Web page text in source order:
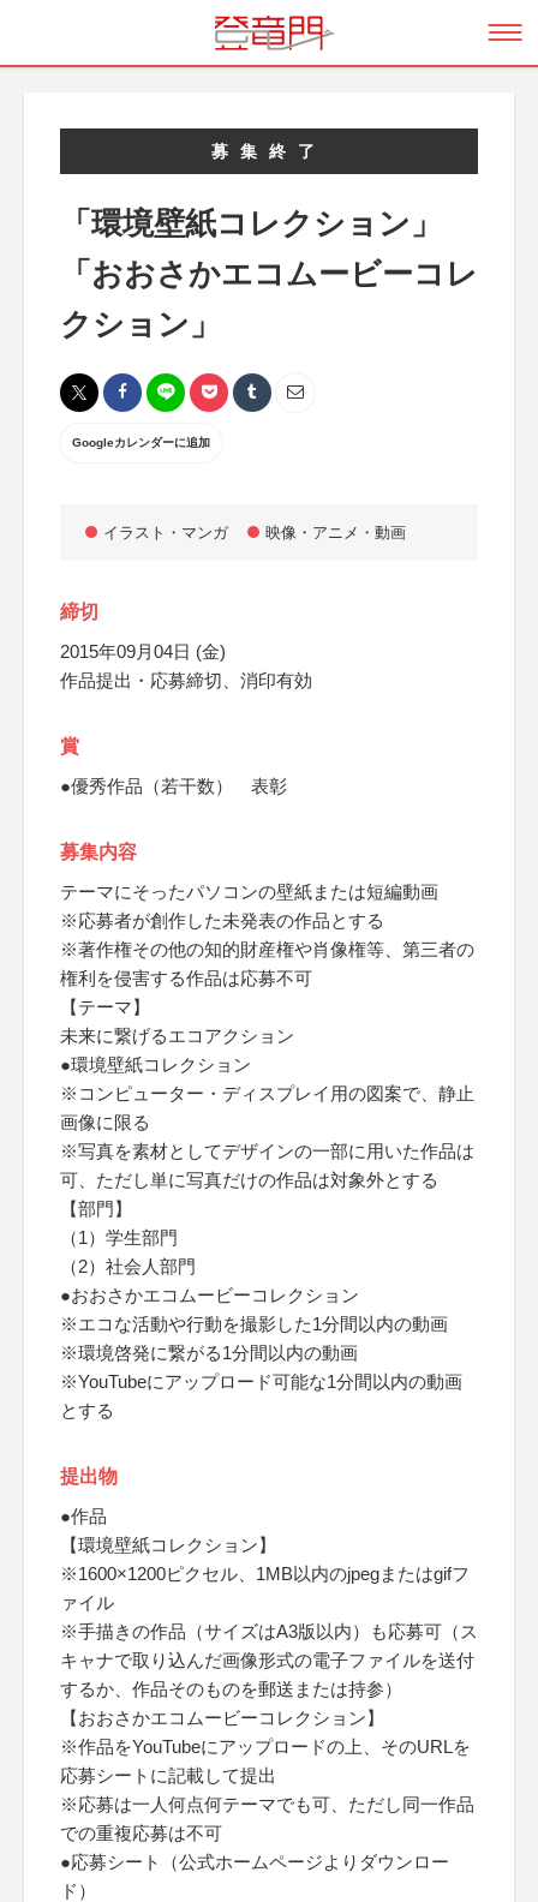
募集終了
「環境壁紙コレクション」
「おおさかエコムービーコレ
クション」
Googleカレンダーに追加
イラスト・マンガ 映像・アニメ・動画
締切
2015年09月04日 (金)
作品提出・応募締切、消印有効
賞
●優秀作品（若干数） 表彰
募集内容
テーマにそったパソコンの壁紙または短編動画
※応募者が創作した未発表の作品とする
※著作権その他の知的財産権や肖像権等、第三者の
権利を侵害する作品は応募不可
【テーマ】
未来に繋げるエコアクション
●環境壁紙コレクション
※コンピューター・ディスプレイ用の図案で、静止
画像に限る
※写真を素材としてデザインの一部に用いた作品は
可、ただし単に写真だけの作品は対象外とする
【部門】
（1）学生部門
（2）社会人部門
●おおさかエコムービーコレクション
※エコな活動や行動を撮影した1分間以内の動画
※環境啓発に繋がる1分間以内の動画
※YouTubeにアップロード可能な1分間以内の動画
とする
提出物
●作品
【環境壁紙コレクション】
※1600×1200ピクセル、1MB以内のjpegまたはgifフ
ァイル
※手描きの作品（サイズはA3版以内）も応募可（ス
キャナで取り込んだ画像形式の電子ファイルを送付
するか、作品そのものを郵送または持参）
【おおさかエコムービーコレクション】
※作品をYouTubeにアップロードの上、そのURLを
応募シートに記載して提出
※応募は一人何点何テーマでも可、ただし同一作品
での重複応募は不可
●応募シート（公式ホームページよりダウンロー
ド）